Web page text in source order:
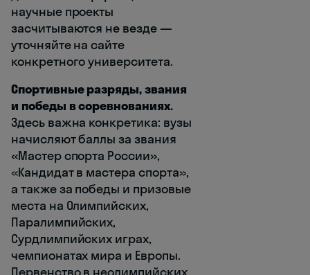
научные проекты
засчитываются не везде —
уточняйте на сайте
конкретного университета.
Спортивные разряды, звания
и победы в соревнованиях.
Здесь важна конкретика: вузы
начисляют баллы за звания
«Мастер спорта России»,
«Кандидат в мастера спорта»,
а также за победы и призовые
места на Олимпийских,
Паралимпийских,
Сурдлимпийских играх,
чемпионатах мира и Европы.